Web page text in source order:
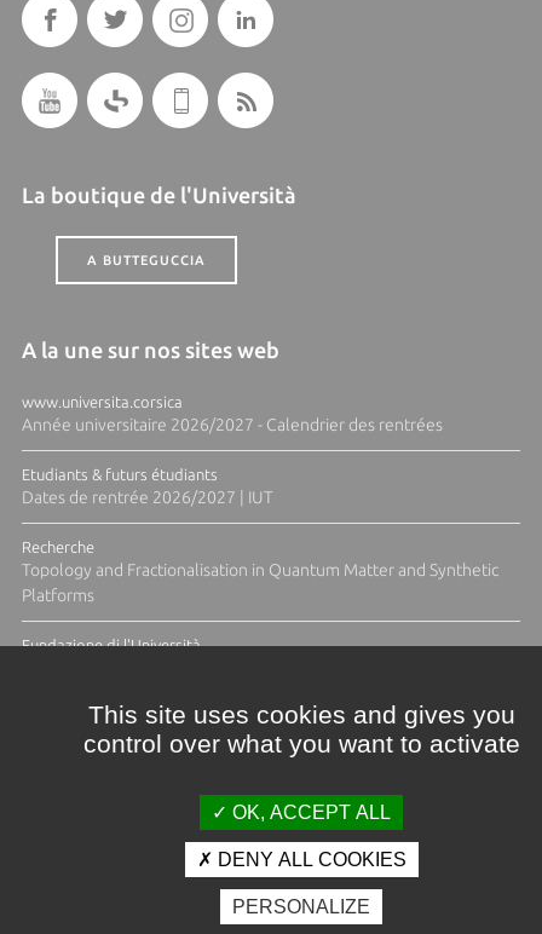
La boutique de l'Università
A BUTTEGUCCIA
A la une sur nos sites web
www.universita.corsica
Année universitaire 2026/2027 - Calendrier des rentrées
Etudiants & futurs étudiants
Dates de rentrée 2026/2027 | IUT
Recherche
Topology and Fractionalisation in Quantum Matter and Synthetic
Platforms
Fundazione di l'Università
Crédits et mentions légales
Espace presse
Photothèque
This site uses cookies and gives you
control over what you want to activate
OK, ACCEPT ALL
DENY ALL COOKIES
PERSONALIZE